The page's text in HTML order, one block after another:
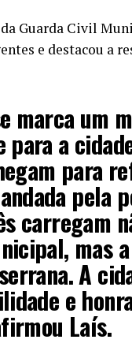
Guarda Civil
e destacou a
marca um
a
para
pela
carregam
mas
A
e
Laís.